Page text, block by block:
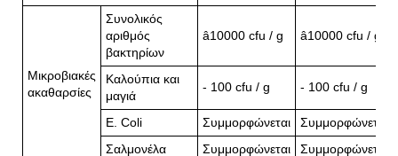
Μικροβιακές
ακαθαρσίες
Συνολικός
αριθμός
βακτηρίων
â10000 cfu / g â10000 cfu / g
Καλούπια και
μαγιά
- 100 cfu / g - 100 cfu / g
Ε. Coli Συμμορφώνεται
Συμμορφώνεται
Σαλμονέλα
Συμμορφώνεται Συμμορφώνεται